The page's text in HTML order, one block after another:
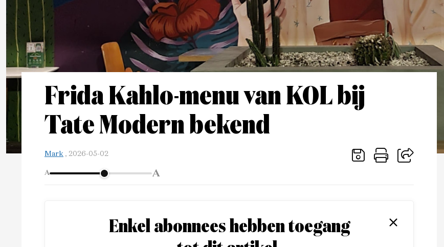
Frida Kahlo-menu van KOL bij
Tate Modern bekend
Mark , 2026-05-02
A A
Enkel abonnees hebben toegang